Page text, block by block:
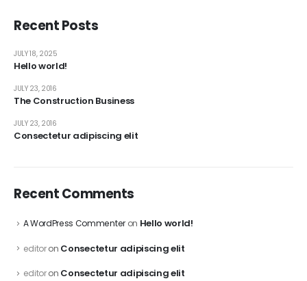
Recent Posts
Hello world!
JULY 18, 2025
The Construction Business
JULY 23, 2016
Consectetur adipiscing elit
JULY 23, 2016
Recent Comments
A WordPress Commenteron Hello world!
editoron Consectetur adipiscing elit
editoron Consectetur adipiscing elit